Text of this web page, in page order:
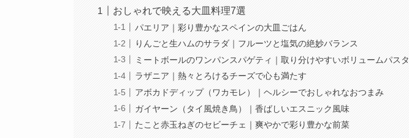
おしゃれで映える大皿料理7選
パエリア｜彩り豊かなスペインの大皿ごはん
りんごと生ハムのサラダ｜フルーツと塩気の絶妙バランス
ミートボールのワンパンスパゲティ｜取り分けやすいボリュームパスタ
ラザニア｜熱々とろけるチーズで心も満たす
アボカドディップ（ワカモレ）｜ヘルシーでおしゃれなおつまみ
ガイヤーン（タイ風焼き鳥）｜香ばしいエスニック風味
たこと赤玉ねぎのセビーチェ｜爽やかで彩り豊かな前菜